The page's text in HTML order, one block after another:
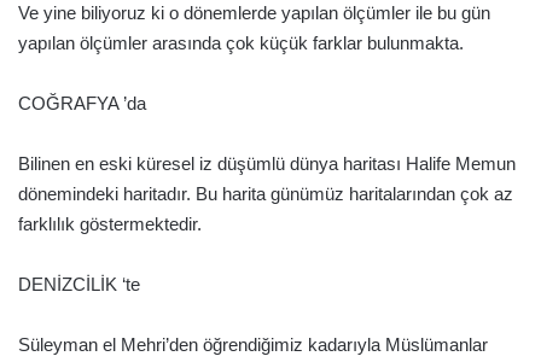
Ve yine biliyoruz ki o dönemlerde yapılan ölçümler ile bu gün
yapılan ölçümler arasında çok küçük farklar bulunmakta.
COĞRAFYA ’da
Bilinen en eski küresel iz düşümlü dünya haritası Halife Memun
dönemindeki haritadır. Bu harita günümüz haritalarından çok az
farklılık göstermektedir.
DENİZCİLİK ‘te
Süleyman el Mehri’den öğrendiğimiz kadarıyla Müslümanlar